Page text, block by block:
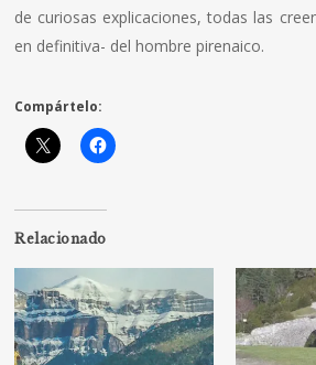
de curiosas explicaciones, todas las
en definitiva- del hombre pirenaico.
Compártelo:
Relacionado